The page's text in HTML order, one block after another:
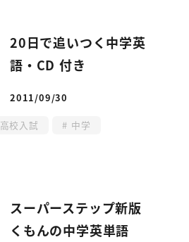
20日で追いつく中学英
語・CD 付き
投稿日
2011/09/30
高校入試 中学
スーパーステップ新版
くもんの中学英単語